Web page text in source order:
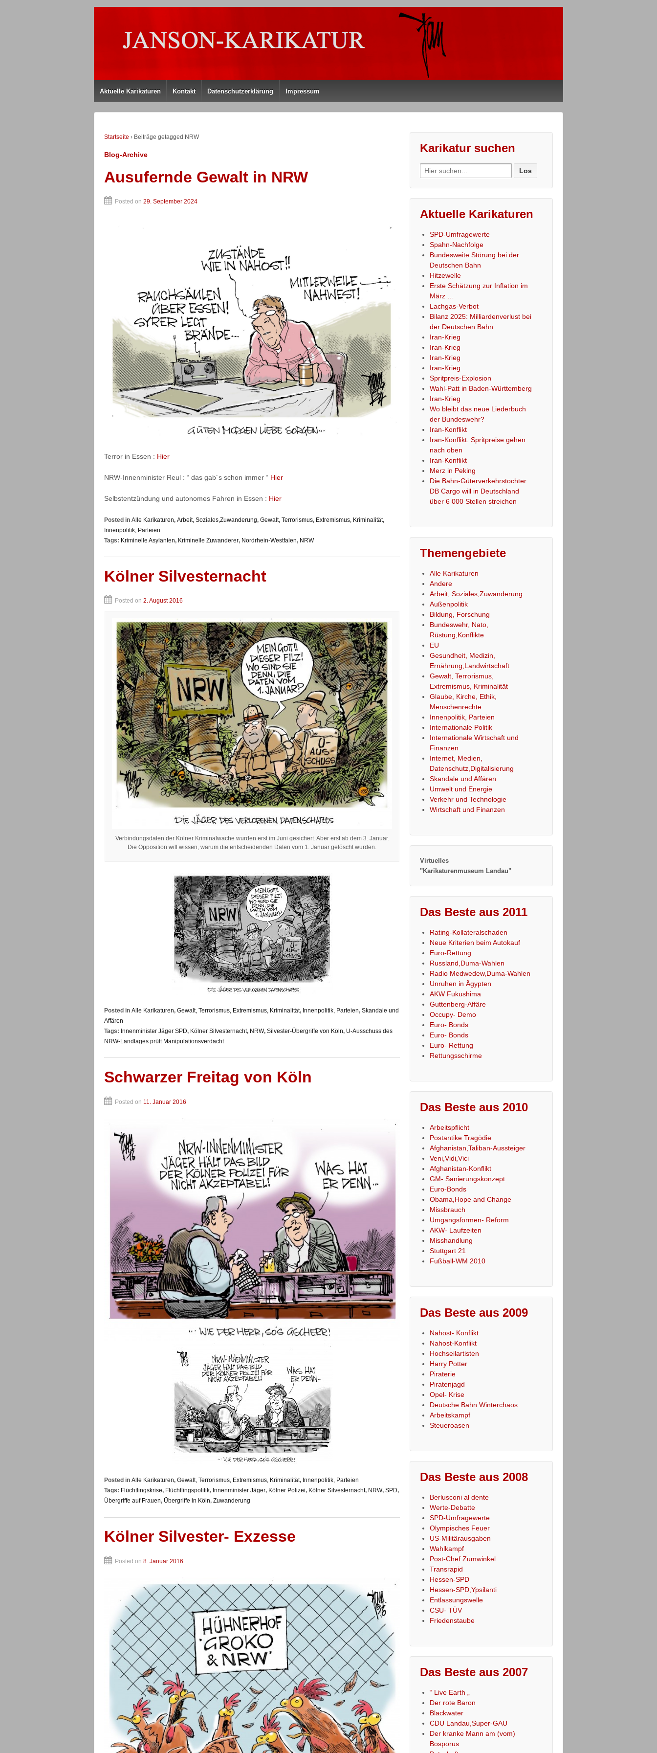
Aktuelle Karikaturen Kontakt Datenschutzerklärung Impressum
Startseite › Beiträge getagged NRW
Blog-Archive
Ausufernde Gewalt in NRW
Posted on 29. September 2024
Terror in Essen : Hier
NRW-Innenminister Reul : “ das gab´s schon immer “ Hier
Selbstentzündung und autonomes Fahren in Essen : Hier
Posted in Alle Karikaturen, Arbeit, Soziales,Zuwanderung, Gewalt, Terrorismus, Extremismus, Kriminalität,
Innenpolitik, Parteien
Tags: Kriminelle Asylanten, Kriminelle Zuwanderer, Nordrhein-Westfalen, NRW
Kölner Silvesternacht
Posted on 2. August 2016
Verbindungsdaten der Kölner Kriminalwache wurden erst im Juni gesichert. Aber erst ab dem 3. Januar.
Die Opposition will wissen, warum die entscheidenden Daten vom 1. Januar gelöscht wurden.
Posted in Alle Karikaturen, Gewalt, Terrorismus, Extremismus, Kriminalität, Innenpolitik, Parteien, Skandale und
Affären
Tags: Innenminister Jäger SPD, Kölner Silvesternacht, NRW, Silvester-Übergriffe von Köln, U-Ausschuss des
NRW-Landtages prüft Manipulationsverdacht
Schwarzer Freitag von Köln
Posted on 11. Januar 2016
Posted in Alle Karikaturen, Gewalt, Terrorismus, Extremismus, Kriminalität, Innenpolitik, Parteien
Tags: Flüchtlingskrise, Flüchtlingspolitik, Innenminister Jäger, Kölner Polizei, Kölner Silvesternacht, NRW, SPD,
Übergriffe auf Frauen, Übergriffe in Köln, Zuwanderung
Kölner Silvester- Exzesse
Posted on 8. Januar 2016
Karikatur suchen
Search
for:
Aktuelle Karikaturen
SPD-Umfragewerte
Spahn-Nachfolge
Bundesweite Störung bei der
Deutschen Bahn
Hitzewelle
Erste Schätzung zur Inflation im
März …
Lachgas-Verbot
Bilanz 2025: Milliardenverlust bei
der Deutschen Bahn
Iran-Krieg
Iran-Krieg
Iran-Krieg
Iran-Krieg
Spritpreis-Explosion
Wahl-Patt in Baden-Württemberg
Iran-Krieg
Wo bleibt das neue Liederbuch
der Bundeswehr?
Iran-Konflikt
Iran-Konflikt: Spritpreise gehen
nach oben
Iran-Konflikt
Merz in Peking
Die Bahn-Güterverkehrstochter
DB Cargo will in Deutschland
über 6 000 Stellen streichen
Themengebiete
Alle Karikaturen
Andere
Arbeit, Soziales,Zuwanderung
Außenpolitik
Bildung, Forschung
Bundeswehr, Nato,
Rüstung,Konflikte
EU
Gesundheit, Medizin,
Ernährung,Landwirtschaft
Gewalt, Terrorismus,
Extremismus, Kriminalität
Glaube, Kirche, Ethik,
Menschenrechte
Innenpolitik, Parteien
Internationale Politik
Internationale Wirtschaft und
Finanzen
Internet, Medien,
Datenschutz,Digitalisierung
Skandale und Affären
Umwelt und Energie
Verkehr und Technologie
Wirtschaft und Finanzen
Virtuelles
"Karikaturenmuseum Landau"
Das Beste aus 2011
Rating-Kollateralschaden
Neue Kriterien beim Autokauf
Euro-Rettung
Russland,Duma-Wahlen
Radio Medwedew,Duma-Wahlen
Unruhen in Ägypten
AKW Fukushima
Guttenberg-Affäre
Occupy- Demo
Euro- Bonds
Euro- Bonds
Euro- Rettung
Rettungsschirme
Das Beste aus 2010
Arbeitspflicht
Postantike Tragödie
Afghanistan,Taliban-Aussteiger
Veni,Vidi,Vici
Afghanistan-Konflikt
GM- Sanierungskonzept
Euro-Bonds
Obama,Hope and Change
Missbrauch
Umgangsformen- Reform
AKW- Laufzeiten
Misshandlung
Stuttgart 21
Fußball-WM 2010
Das Beste aus 2009
Nahost- Konflikt
Nahost-Konflikt
Hochseilartisten
Harry Potter
Piraterie
Piratenjagd
Opel- Krise
Deutsche Bahn Winterchaos
Arbeitskampf
Steueroasen
Das Beste aus 2008
Berlusconi al dente
Werte-Debatte
SPD-Umfragewerte
Olympisches Feuer
US-Militärausgaben
Wahlkampf
Post-Chef Zumwinkel
Transrapid
Hessen-SPD
Hessen-SPD,Ypsilanti
Entlassungswelle
CSU- TÜV
Friedenstaube
Das Beste aus 2007
“ Live Earth „
Der rote Baron
Blackwater
CDU Landau,Super-GAU
Der kranke Mann am (vom)
Bosporus